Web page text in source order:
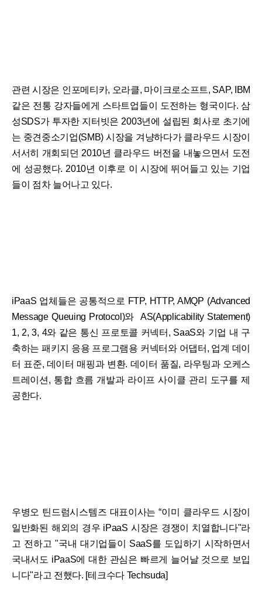
관련 시장은 인포메티카, 오라클, 마이크로소프트, SAP, IBM
같은 전통 강자들에게 스타트업들이 도전하는 형국이다. 삼
성SDS가 투자한 지터빗은 2003년에 설립된 회사로 초기에
는 중견중소기업(SMB) 시장을 겨냥하다가 클라우드 시장이
서서히 개회되던 2010년 클라우드 버전을 내놓으면서 도전
에 성공했다. 2010년 이후로 이 시장에 뛰어들고 있는 기업
들이 점차 늘어나고 있다.
iPaaS 업체들은 공통적으로 FTP, HTTP, AMQP (Advanced
Message Queuing Protocol)와 AS(Applicability Statement)
1, 2, 3, 4와 같은 통신 프로토콜 커넥터, SaaS와 기업 내 구
축하는 패키지 응용 프로그램용 커넥터와 어댑터, 업계 데이
터 표준, 데이터 매핑과 변환. 데이터 품질, 라우팅과 오케스
트레이션, 통합 흐름 개발과 라이프 사이클 관리 도구를 제
공한다.
우병오 틴드럼시스템즈 대표이사는 “이미 클라우드 시장이
일반화된 해외의 경우 iPaaS 시장은 경쟁이 치열합니다"라
고 전하고 "국내 대기업들이 SaaS를 도입하기 시작하면서
국내서도 iPaaS에 대한 관심은 빠르게 늘어날 것으로 보입
니다"라고 전했다. [테크수다 Techsuda]